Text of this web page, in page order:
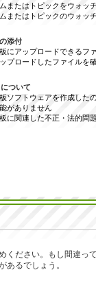
またはトピックをウォッ
またはトピックのウォッ
添付
にアップロードできるフ
プロードしたファイルを
ついて
ソフトウェアを作成した
がありません
に関連した不正・法的問
ださい。もし間違
るでしょう。